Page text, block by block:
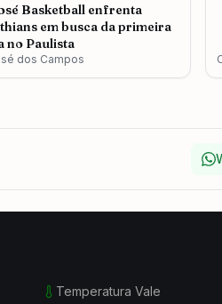
Basketball enfrenta
em busca da primeira
no Paulista
dos Campos
Temperatura Vale